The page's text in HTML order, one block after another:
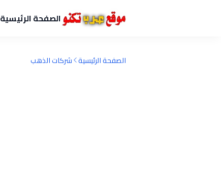
الصفحة الرئيسية
الصفحة الرئيسية شركات الذهب